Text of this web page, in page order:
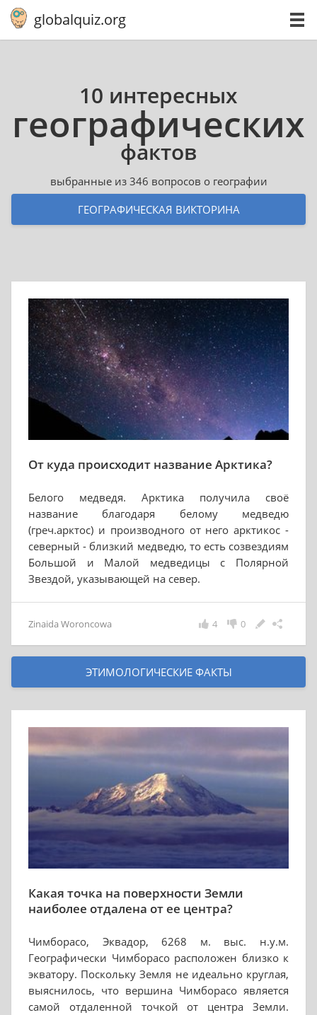
globalquiz.org
10 интересных
гео­гра­фи­че­ских
фактов
выбранные из 346 вопросов о географии
ГЕОГРАФИЧЕСКАЯ ВИКТОРИНА
От куда происходит название Арктика?
Белого медведя. Арктика получила своё
название благодаря белому медведю
(греч.арктос) и производного от него арктикос -
северный - близкий медведю, то есть созвездиям
Большой и Малой медведицы с Полярной
Звездой, указывающей на север.
Zinaida Woroncowa 0
4
ЭТИМОЛОГИЧЕСКИЕ ФАКТЫ
Какая точка на поверхности Земли
наиболее отдалена от ее центра?
Чимборасо, Эквадор, 6268 м. выс. н.у.м.
Географически Чимборасо расположен близко к
экватору. Поскольку Земля не идеально круглая,
выяснилось, что вершина Чимборасо является
самой отдаленной точкой от центра Земли.